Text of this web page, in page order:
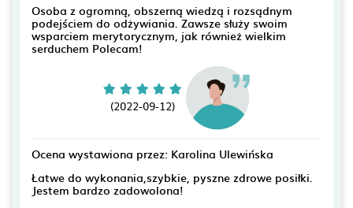
Osoba z ogromną, obszerną wiedzą i rozsądnym
podejściem do odżywiania. Zawsze służy swoim
wsparciem merytorycznym, jak również wielkim
serduchem Polecam!
(2022-09-12)
Ocena wystawiona przez: Karolina Ulewińska
Łatwe do wykonania,szybkie, pyszne zdrowe posiłki.
Jestem bardzo zadowolona!